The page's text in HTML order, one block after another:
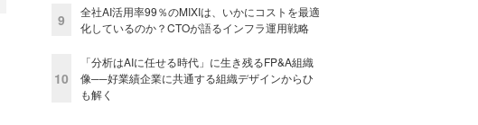
9
全社AI活用率99％のMIXIは、いかにコストを最適
化しているのか？CTOが語るインフラ運用戦略
10
「分析はAIに任せる時代」に生き残るFP&A組織
像──好業績企業に共通する組織デザインからひ
も解く